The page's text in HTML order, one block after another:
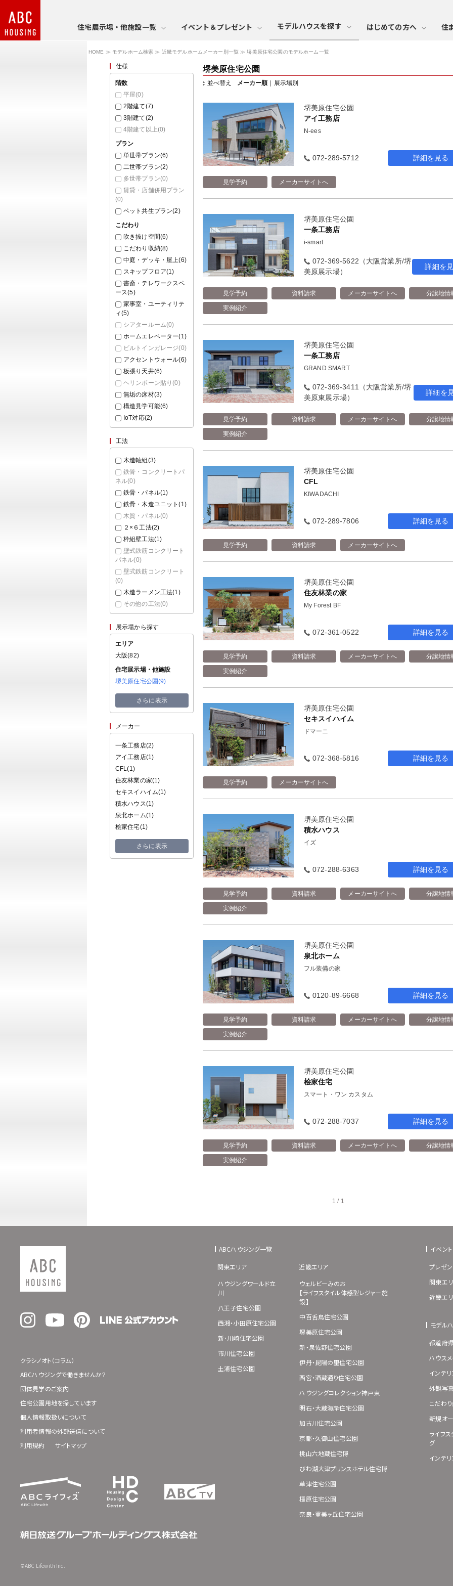
住宅展示場・他施設一覧 イベント＆プレゼント モデルハウスを探す はじめての方へ 住
HOME モデルホーム検索 近畿モデルホームメーカー別一覧 堺美原住宅公園のモデルホーム一覧
仕様
階数
平屋(0)
2階建て(7)
3階建て(2)
4階建て以上(0)
プラン
単世帯プラン(6)
二世帯プラン(2)
多世帯プラン(0)
賃貸・店舗併用プラン
(0)
ペット共生プラン(2)
こだわり
吹き抜け空間(6)
こだわり収納(8)
中庭・デッキ・屋上(6)
スキップフロア(1)
書斎・テレワークスペ
ース(5)
家事室・ユーティリテ
ィ(5)
シアタールーム(0)
ホームエレベーター(1)
ビルトインガレージ(0)
アクセントウォール(6)
板張り天井(6)
ヘリンボーン貼り(0)
無垢の床材(3)
構造見学可能(6)
IoT対応(2)
工法
木造軸組(3)
鉄骨・コンクリートパ
ネル(0)
鉄骨・パネル(1)
鉄骨・木造ユニット(1)
木質・パネル(0)
２×６工法(2)
枠組壁工法(1)
壁式鉄筋コンクリート
パネル(0)
壁式鉄筋コンクリート
(0)
木造ラーメン工法(1)
その他の工法(0)
展示場から探す
エリア
大阪(82)
住宅展示場・他施設
堺美原住宅公園(9)
さらに表示
メーカー
一条工務店(2)
アイ工務店(1)
CFL(1)
住友林業の家(1)
セキスイハイム(1)
積水ハウス(1)
泉北ホーム(1)
桧家住宅(1)
さらに表示
堺美原住宅公園
並べ替え メーカー順 展示場別
堺美原住宅公園
アイ工務店
N-ees
072-289-5712 詳細を見る
見学予約 メーカーサイトへ
堺美原住宅公園
一条工務店
i-smart
072-369-5622（大阪営業所/堺
美原展示場）
詳細を
見学予約 資料請求 メーカーサイトへ 分譲地情
実例紹介
堺美原住宅公園
一条工務店
GRAND SMART
072-369-3411（大阪営業所/堺
美原東展示場）
詳細を
見学予約 資料請求 メーカーサイトへ 分譲地情
実例紹介
堺美原住宅公園
CFL
KIWADACHI
072-289-7806 詳細を見る
見学予約 資料請求 メーカーサイトへ
堺美原住宅公園
住友林業の家
My Forest BF
072-361-0522 詳細を見る
見学予約 資料請求 メーカーサイトへ 分譲地情
実例紹介
堺美原住宅公園
セキスイハイム
ドマーニ
072-368-5816 詳細を見る
見学予約 メーカーサイトへ
堺美原住宅公園
積水ハウス
イズ
072-288-6363 詳細を見る
見学予約 資料請求 メーカーサイトへ 分譲地情
実例紹介
堺美原住宅公園
泉北ホーム
フル装備の家
0120-89-6668 詳細を見る
見学予約 資料請求 メーカーサイトへ 分譲地情
実例紹介
堺美原住宅公園
桧家住宅
スマート・ワン カスタム
072-288-7037 詳細を見る
見学予約 資料請求 メーカーサイトへ 分譲地情
実例紹介
1 / 1
ABCハウジング一覧
関東エリア
ハウジングワールド立
川
八王子住宅公園
西湘・小田原住宅公園
新･川崎住宅公園
市川住宅公園
土浦住宅公園
近畿エリア
ウェルビーみのお
【ライフスタイル体感型レジャー施
設】
中百舌鳥住宅公園
堺美原住宅公園
新・泉佐野住宅公園
伊丹・昆陽の里住宅公園
西宮・酒蔵通り住宅公園
ハウジングコレクション神戸東
明石・大蔵海岸住宅公園
加古川住宅公園
京都・久御山住宅公園
桃山六地蔵住宅博
びわ湖大津プリンスホテル住宅博
草津住宅公園
橿原住宅公園
奈良・登美ヶ丘住宅公園
イベン
プレゼン
関東エ
近畿エ
モデル
都道府
ハウス
インテ
外観写
こだわ
新規オ
ライフ
グ
インテ
クラシノオト（コラム）
ABCハウジングで働きませんか？
団体見学のご案内
住宅公園用地を探しています
個人情報取扱いについて
利用者情報の外部送信について
利用規約
サイトマップ
©ABC Lifewith Inc.